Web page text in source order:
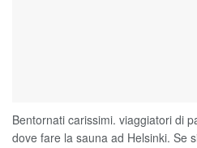
Bentornati carissimi. viaggiatori di
dove fare la sauna ad Helsinki. Se